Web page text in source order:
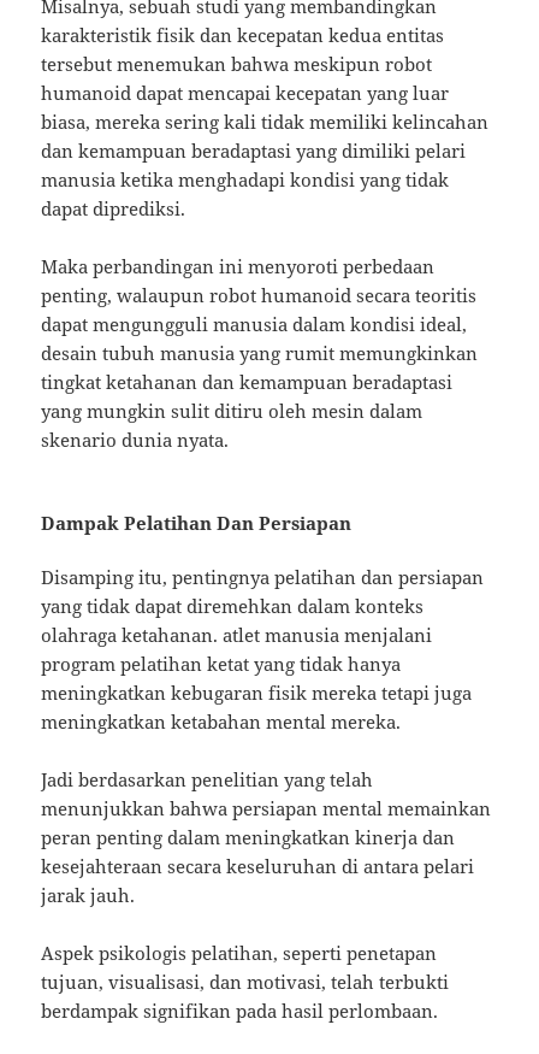
Misalnya, sebuah studi yang membandingkan
karakteristik fisik dan kecepatan kedua entitas
tersebut menemukan bahwa meskipun robot
humanoid dapat mencapai kecepatan yang luar
biasa, mereka sering kali tidak memiliki kelincahan
dan kemampuan beradaptasi yang dimiliki pelari
manusia ketika menghadapi kondisi yang tidak
dapat diprediksi.
Maka perbandingan ini menyoroti perbedaan
penting, walaupun robot humanoid secara teoritis
dapat mengungguli manusia dalam kondisi ideal,
desain tubuh manusia yang rumit memungkinkan
tingkat ketahanan dan kemampuan beradaptasi
yang mungkin sulit ditiru oleh mesin dalam
skenario dunia nyata.
Dampak Pelatihan Dan Persiapan
Disamping itu, pentingnya pelatihan dan persiapan
yang tidak dapat diremehkan dalam konteks
olahraga ketahanan. atlet manusia menjalani
program pelatihan ketat yang tidak hanya
meningkatkan kebugaran fisik mereka tetapi juga
meningkatkan ketabahan mental mereka.
Jadi berdasarkan penelitian yang telah
menunjukkan bahwa persiapan mental memainkan
peran penting dalam meningkatkan kinerja dan
kesejahteraan secara keseluruhan di antara pelari
jarak jauh.
Aspek psikologis pelatihan, seperti penetapan
tujuan, visualisasi, dan motivasi, telah terbukti
berdampak signifikan pada hasil perlombaan.